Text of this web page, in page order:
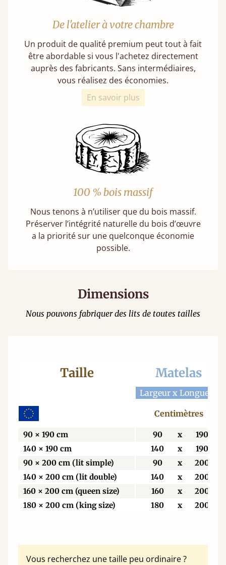
De l'atelier à votre chambre
Un produit de qualité premium peut tout à fait
être abordable si vous l'achetez directement
auprès des fabricants. Sans intermédiaires,
vous réalisez des économies.
En savoir plus
100 % bois massif
Nous tenons à n’utiliser que du bois massif.
Préserver l’intégrité naturelle du bois d’œuvre
a la priorité sur une quelconque économie
possible.
Dimensions
Nous pouvons fabriquer des lits de toutes tailles
Taille Matelas
Largeur x Longueur
Centimètres
90 × 190 cm 90 x
190
140 × 190 cm
140 x
190
90 × 200 cm (lit simple)
90 x
200
140 × 200 cm (lit double)
140 x
200
160 × 200 cm (queen size)
160 x
200
180 × 200 cm (king size)
180 x 200
Vous recherchez une taille peu ordinaire ?